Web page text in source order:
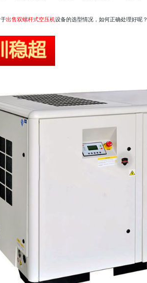
出售双螺杆式空压机设备的选型情况，如何正确处理好呢？